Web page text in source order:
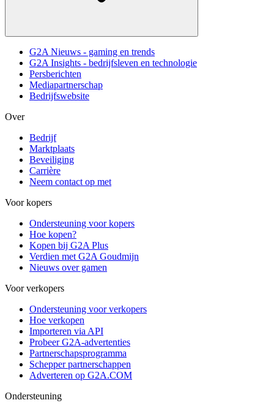
G2A Nieuws - gaming en trends
G2A Insights - bedrijfsleven en technologie
Persberichten
Mediapartnerschap
Bedrijfswebsite
Over
Bedrijf
Marktplaats
Beveiliging
Carrière
Neem contact op met
Voor kopers
Ondersteuning voor kopers
Hoe kopen?
Kopen bij G2A Plus
Verdien met G2A Goudmijn
Nieuws over gamen
Voor verkopers
Ondersteuning voor verkopers
Hoe verkopen
Importeren via API
Probeer G2A-advertenties
Partnerschapsprogramma
Schepper partnerschappen
Adverteren op G2A.COM
Ondersteuning